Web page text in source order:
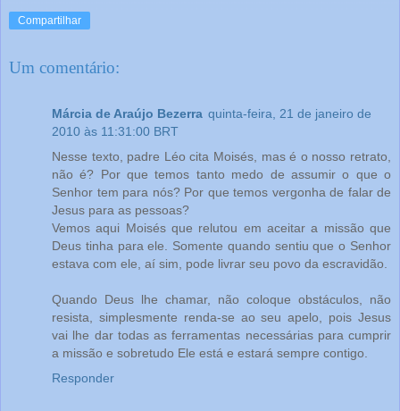
Compartilhar
Um comentário:
Márcia de Araújo Bezerra quinta-feira, 21 de janeiro de
2010 às 11:31:00 BRT
Nesse texto, padre Léo cita Moisés, mas é o nosso retrato,
não é? Por que temos tanto medo de assumir o que o
Senhor tem para nós? Por que temos vergonha de falar de
Jesus para as pessoas?
Vemos aqui Moisés que relutou em aceitar a missão que
Deus tinha para ele. Somente quando sentiu que o Senhor
estava com ele, aí sim, pode livrar seu povo da escravidão.
Quando Deus lhe chamar, não coloque obstáculos, não
resista, simplesmente renda-se ao seu apelo, pois Jesus
vai lhe dar todas as ferramentas necessárias para cumprir
a missão e sobretudo Ele está e estará sempre contigo.
Responder